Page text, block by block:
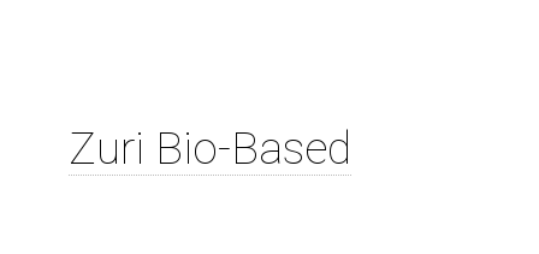
Zuri Bio-Based